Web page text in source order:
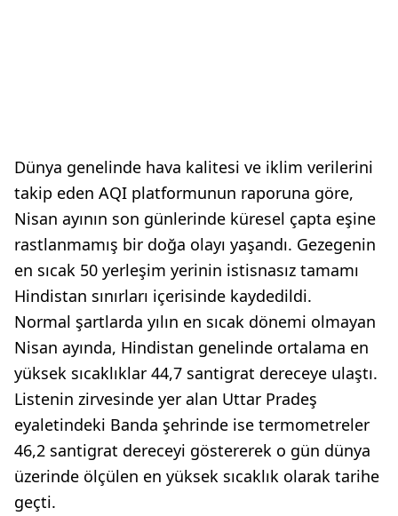
Dünya genelinde hava kalitesi ve iklim verilerini
takip eden AQI platformunun raporuna göre,
Nisan ayının son günlerinde küresel çapta eşine
rastlanmamış bir doğa olayı yaşandı. Gezegenin
en sıcak 50 yerleşim yerinin istisnasız tamamı
Hindistan sınırları içerisinde kaydedildi.
Normal şartlarda yılın en sıcak dönemi olmayan
Nisan ayında, Hindistan genelinde ortalama en
yüksek sıcaklıklar 44,7 santigrat dereceye ulaştı.
Listenin zirvesinde yer alan Uttar Pradeş
eyaletindeki Banda şehrinde ise termometreler
46,2 santigrat dereceyi göstererek o gün dünya
üzerinde ölçülen en yüksek sıcaklık olarak tarihe
geçti.